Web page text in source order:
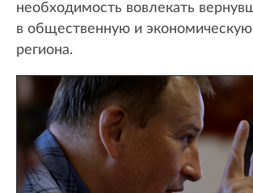
необходимость вовлекать
в общественную и
региона.